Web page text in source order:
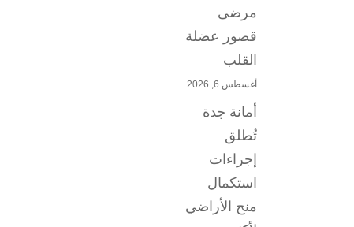
مرضى
قصور عضلة
القلب
أغسطس 6, 2026
أمانة جدة
تُطلق
إجراءات
استكمال
منح الأراضي